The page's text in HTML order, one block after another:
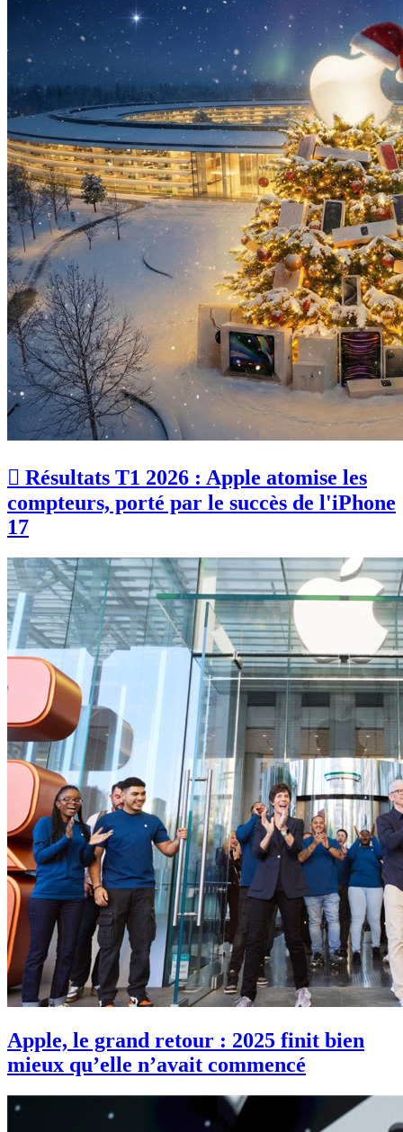
 Résultats T1 2026 : Apple atomise les
compteurs, porté par le succès de l'iPhone
17
Apple, le grand retour : 2025 finit bien
mieux qu’elle n’avait commencé